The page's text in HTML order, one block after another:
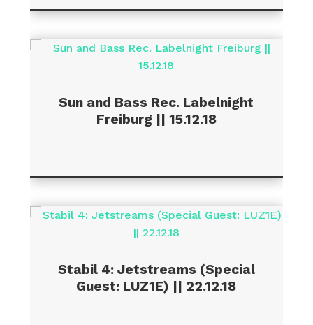
Sun and Bass Rec. Labelnight
Freiburg || 15.12.18
Stabil 4: Jetstreams (Special
Guest: LUZ1E) || 22.12.18